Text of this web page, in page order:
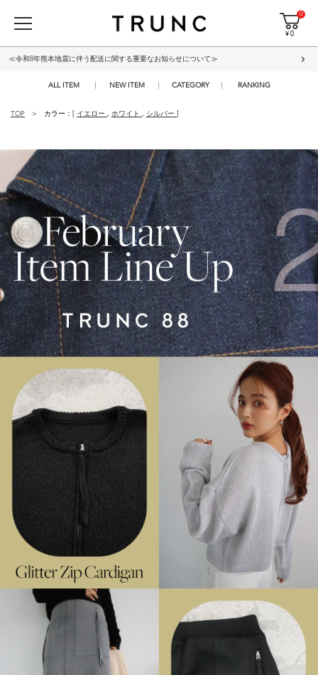
0
¥ 0
≪令和8年熊本地震に伴う配送に関する重要なお知らせについて≫
ALL ITEM NEW ITEM CATEGORY RANKING
TOP カラー：[ イエロー , ホワイト , シルバー